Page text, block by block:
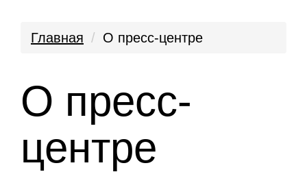
Главная О пресс-центре
О пресс-
центре